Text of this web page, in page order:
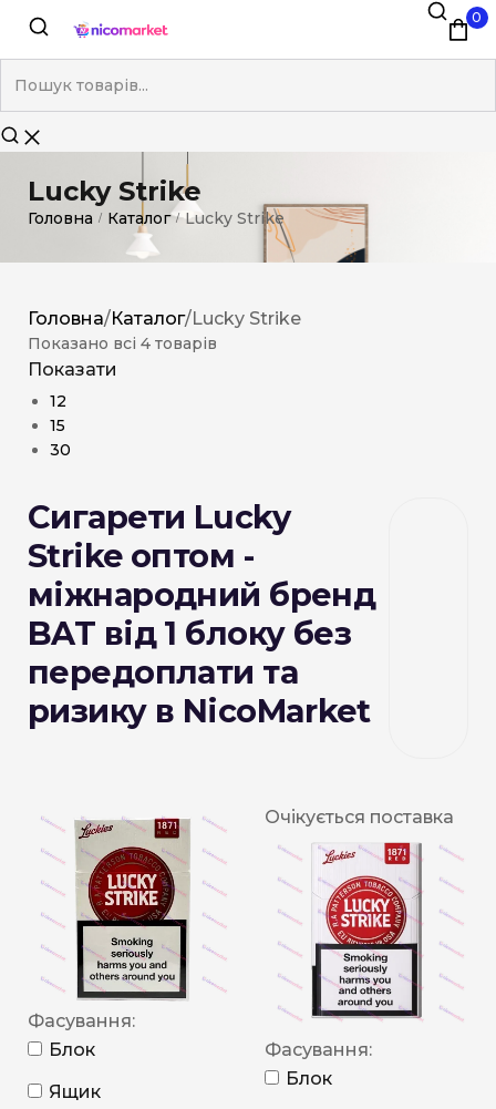
0
Lucky Strike
Головна / Каталог / Lucky Strike
Головна/Каталог/Lucky Strike
Показано всі 4 товарів
Показати
12
15
30
Сигарети Lucky
Strike оптом -
міжнародний бренд
BAT від 1 блоку без
передоплати та
ризику в NicoMarket
Фасування:
Блок
Ящик
Очікується поставка
Фасування:
Блок